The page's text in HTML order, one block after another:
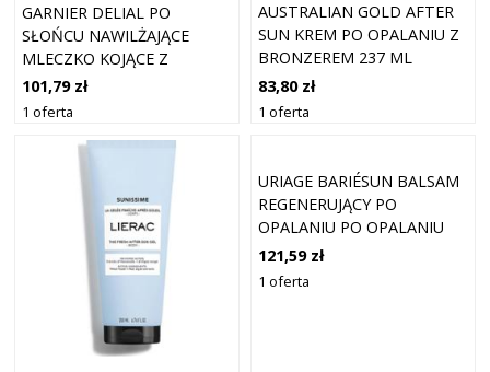
GARNIER DELIAL PO
SŁOŃCU NAWILŻAJĄCE
MLECZKO KOJĄCE Z
ALOESEM PO OPALANIU 400
ML
101,79 zł
1 oferta
AUSTRALIAN GOLD AFTER
SUN KREM PO OPALANIU Z
BRONZEREM 237 ML
83,80 zł
1 oferta
URIAGE BARIÉSUN BALSAM
REGENERUJĄCY PO
OPALANIU PO OPALANIU
500 ML
121,59 zł
1 oferta